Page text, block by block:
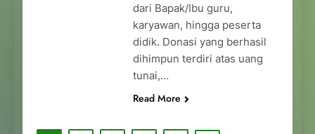
dari Bapak/Ibu guru,
karyawan, hingga peserta
didik. Donasi yang berhasil
dihimpun terdiri atas uang
tunai,…
Read More